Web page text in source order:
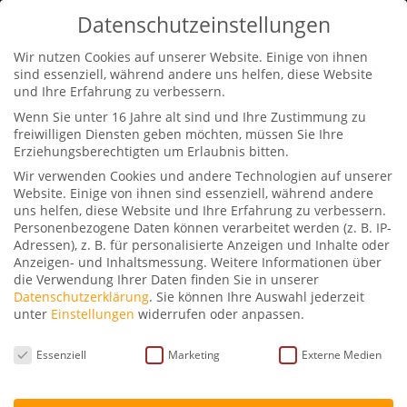
0170-2311441 info@petraschwarz.de
Petra Schwarz im
Gespräch mit Bürger Lars
Dietrich
vonPetra Schwarz|Jan. 21, 2026|Podcast|0
Kommentare
Datenschutzeinstellungen
Wir nutzen Cookies auf unserer Website. Einige von ihnen
sind essenziell, während andere uns helfen, diese Website
und Ihre Erfahrung zu verbessern.
Wenn Sie unter 16 Jahre alt sind und Ihre Zustimmung zu
freiwilligen Diensten geben möchten, müssen Sie Ihre
Erziehungsberechtigten um Erlaubnis bitten.
Wir verwenden Cookies und andere Technologien auf unserer
Website. Einige von ihnen sind essenziell, während andere
uns helfen, diese Website und Ihre Erfahrung zu verbessern.
Personenbezogene Daten können verarbeitet werden (z. B. IP-
Adressen), z. B. für personalisierte Anzeigen und Inhalte oder
Anzeigen- und Inhaltsmessung. Weitere Informationen über
die Verwendung Ihrer Daten finden Sie in unserer
Datenschutzerklärung. Sie können Ihre Auswahl jederzeit
unter Einstellungen widerrufen oder anpassen.
Datenschutzeinstellungen
Essenziell Marketing Externe Medien